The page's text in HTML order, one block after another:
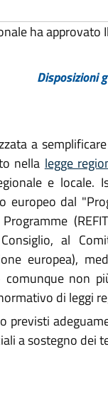
ha
Disposizioni
a
nella legge
e locale.
europeo dal
al
europea),
non
di leggi
previsti
a sostegno dei